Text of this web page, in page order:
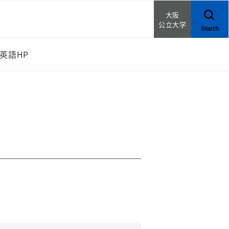
大阪
公立大学
Search
語HP